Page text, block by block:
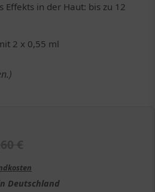
Effekts in der Haut: bis zu 12
2 x 0,55 ml
Deutschland